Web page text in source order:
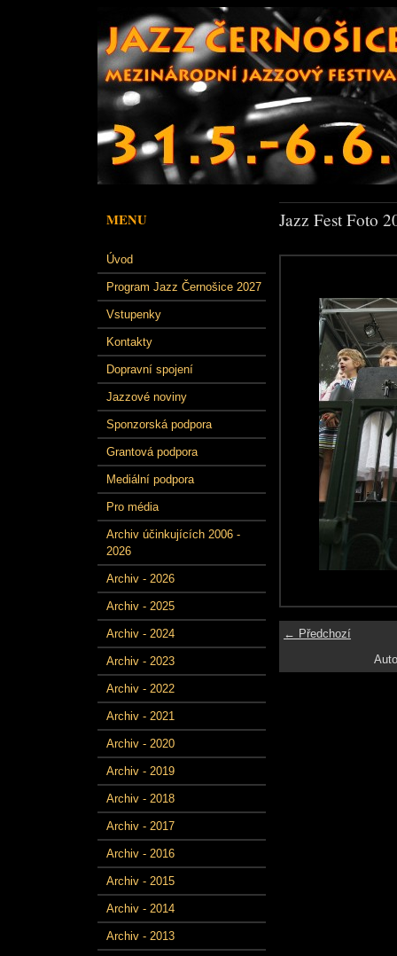
MENU
Úvod
Program Jazz Černošice 2027
Vstupenky
Kontakty
Dopravní spojení
Jazzové noviny
Sponzorská podpora
Grantová podpora
Mediální podpora
Pro média
Archiv účinkujících 2006 -
2026
Archiv - 2026
Archiv - 2025
Archiv - 2024
Archiv - 2023
Archiv - 2022
Archiv - 2021
Archiv - 2020
Archiv - 2019
Archiv - 2018
Archiv - 2017
Archiv - 2016
Archiv - 2015
Archiv - 2014
Archiv - 2013
Jazz Fest Foto
← Předchozí